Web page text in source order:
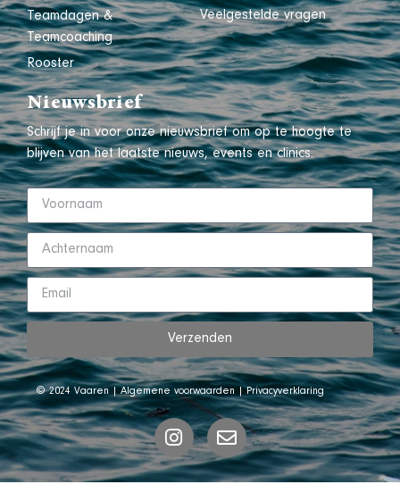
Teamdagen &
Teamcoaching
Rooster
Veelgestelde vragen
Nieuwsbrief
Schrijf je in voor onze nieuwsbrief om op te hoogte te
blijven van het laatste nieuws, events en clinics.
Verzenden
© 2024 Vaaren |Algemene voorwaarden |Privacyverklaring